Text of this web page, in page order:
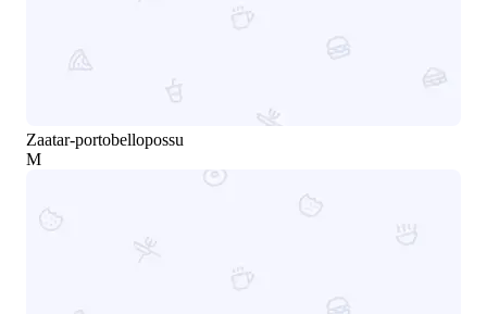
Zaatar-portobellopossu
M